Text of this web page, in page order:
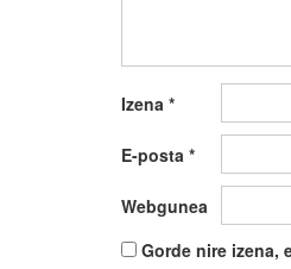
Izena *
E-posta *
Webgunea
Gorde nire izena,